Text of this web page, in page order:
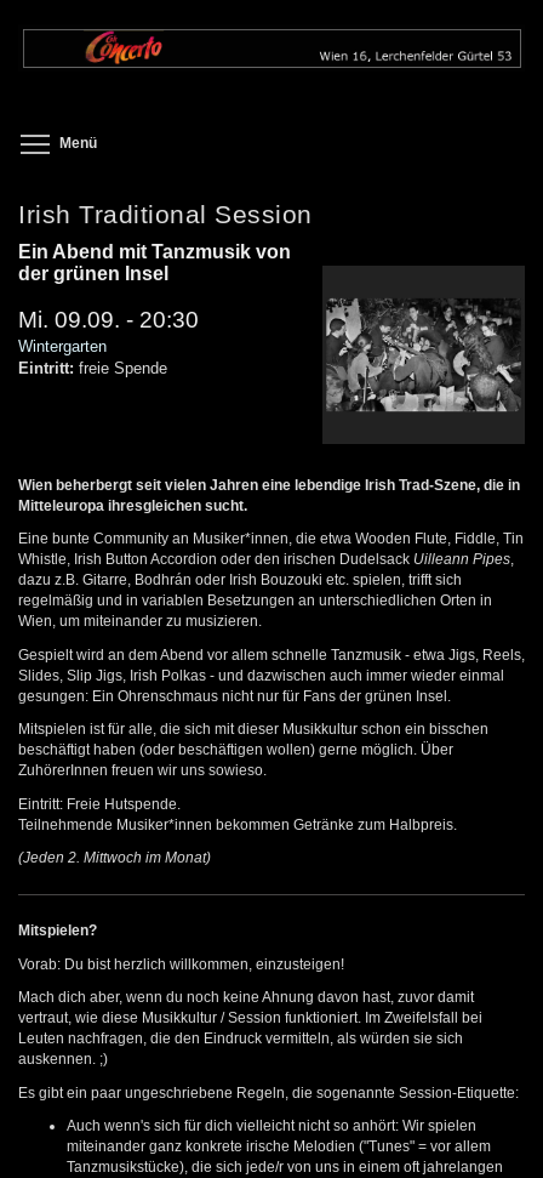
zum
Menü
Irish Traditional Session
Ein Abend mit Tanzmusik von
der grünen Insel
Mi. 09.09. - 20:30
Wintergarten
Eintritt: freie Spende
Wien beherbergt seit vielen Jahren eine lebendige Irish Trad-Szene, die in
Mitteleuropa ihresgleichen sucht.
Eine bunte Community an Musiker*innen, die etwa Wooden Flute, Fiddle, Tin
Whistle, Irish Button Accordion oder den irischen Dudelsack Uilleann Pipes,
dazu z.B. Gitarre, Bodhrán oder Irish Bouzouki etc. spielen, trifft sich
regelmäßig und in variablen Besetzungen an unterschiedlichen Orten in
Wien, um miteinander zu musizieren.
Gespielt wird an dem Abend vor allem schnelle Tanzmusik - etwa Jigs, Reels,
Slides, Slip Jigs, Irish Polkas - und dazwischen auch immer wieder einmal
gesungen: Ein Ohrenschmaus nicht nur für Fans der grünen Insel.
Mitspielen ist für alle, die sich mit dieser Musikkultur schon ein bisschen
beschäftigt haben (oder beschäftigen wollen) gerne möglich. Über
ZuhörerInnen freuen wir uns sowieso.
Eintritt: Freie Hutspende.
Teilnehmende Musiker*innen bekommen Getränke zum Halbpreis.
(Jeden 2. Mittwoch im Monat)
Mitspielen?
Vorab: Du bist herzlich willkommen, einzusteigen!
Mach dich aber, wenn du noch keine Ahnung davon hast, zuvor damit
vertraut, wie diese Musikkultur / Session funktioniert. Im Zweifelsfall bei
Leuten nachfragen, die den Eindruck vermitteln, als würden sie sich
auskennen. ;)
Es gibt ein paar ungeschriebene Regeln, die sogenannte Session-Etiquette:
Auch wenn's sich für dich vielleicht nicht so anhört: Wir spielen
miteinander ganz konkrete irische Melodien ("Tunes" = vor allem
Tanzmusikstücke), die sich jede/r von uns in einem oft jahrelangen